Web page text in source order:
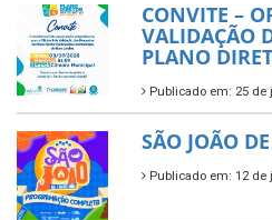
CONVITE –
VALIDAÇÃO
PLANO
Publicado em: 25 de
SÃO JOÃO
Publicado em: 12 de